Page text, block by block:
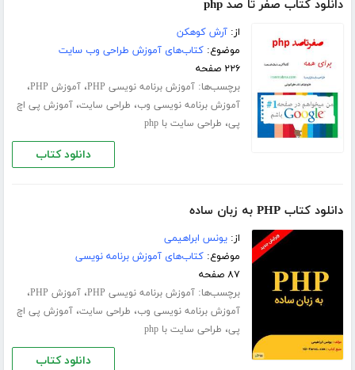
دانلود کتاب صفر تا صد php
از:آرش کوهکن
موضوع:کتاب‌های آموزش طراحی وب سایت
۲۲۶ صفحه
برچسب‌ها:آموزش برنامه نویسی PHP ،آموزش PHP ،
آموزش برنامه نویسی وب، طراحی سایت،آموزش پی اچ
پی، طراحی سایت با php
دانلود کتاب
دانلود کتاب PHP به زبان ساده
از:یونس ابراهیمی
موضوع:کتاب‌های آموزش برنامه نویسی
۸۷ صفحه
برچسب‌ها:آموزش برنامه نویسی PHP ،آموزش PHP ،
آموزش برنامه نویسی وب، طراحی سایت،آموزش پی اچ
پی، طراحی سایت با php
دانلود کتاب